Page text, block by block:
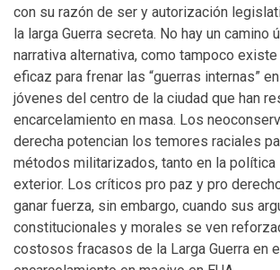
con su razón de ser y autorización
la larga Guerra secreta. No hay un camino
narrativa alternativa, como tampoco
eficaz para frenar las “guerras internas”
jóvenes del centro de la ciudad que han
encarcelamiento en masa. Los
derecha potencian los temores raciales
métodos militarizados, tanto en la política
exterior. Los críticos pro paz y pro
ganar fuerza, sin embargo, cuando sus
constitucionales y morales se ven
costosos fracasos de la Larga Guerra en